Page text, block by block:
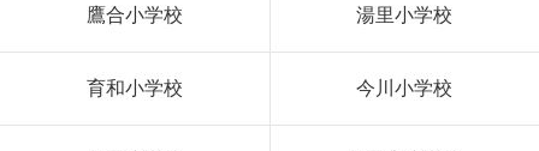
鷹合小学校 湯里小学校
育和小学校 今川小学校